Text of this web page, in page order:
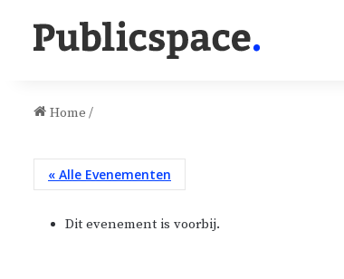
Home /
« Alle Evenementen
Dit evenement is voorbij.